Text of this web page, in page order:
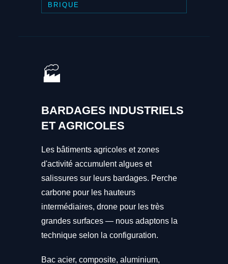
BRIQUE
🏭
BARDAGES INDUSTRIELS
ET AGRICOLES
Les bâtiments agricoles et zones
d'activité accumulent algues et
salissures sur leurs bardages. Perche
carbone pour les hauteurs
intermédiaires, drone pour les très
grandes surfaces — nous adaptons la
technique selon la configuration.
Bac acier, composite, aluminium,